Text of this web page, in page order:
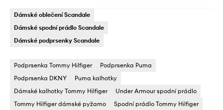
Dámské oblečení Scandale
Dámské spodní prádlo Scandale
Dámské podprsenky Scandale
Podprsenka Tommy Hilfiger
Podprsenka Puma
Podprsenka DKNY
Puma kalhotky
Dámské kalhotky Tommy Hilfiger
Under Armour spodní prádlo
Tommy Hilfiger dámské pyžamo
Spodní prádlo Tommy Hilfiger